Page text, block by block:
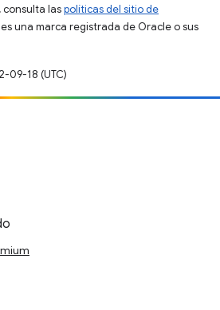
laspolíticas del sitio de
una marca registrada de Oracle o sus
09-18 (UTC)